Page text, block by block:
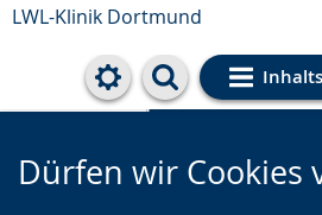
LWL-Klinik Dortmund
Cookie-
Dürfen wir Cookies